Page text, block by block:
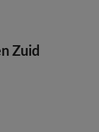
Zuid